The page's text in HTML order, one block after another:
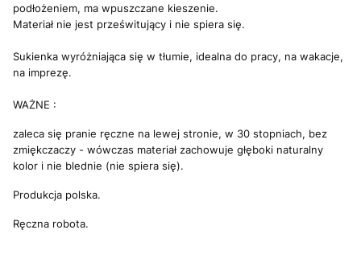
podłożeniem, ma wpuszczane kieszenie.
Materiał nie jest prześwitujący i nie spiera się.
Sukienka wyróżniająca się w tłumie, idealna do pracy, na wakacje,
na imprezę.
WAŻNE :
zaleca się pranie ręczne na lewej stronie, w 30 stopniach, bez
zmiękczaczy - wówczas materiał zachowuje głęboki naturalny
kolor i nie blednie (nie spiera się).
Produkcja polska.
Ręczna robota.